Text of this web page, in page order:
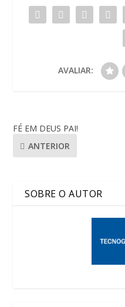
AVALIAR:
FÉ EM DEUS PAI!
ANTERIOR
SOBRE O AUTOR